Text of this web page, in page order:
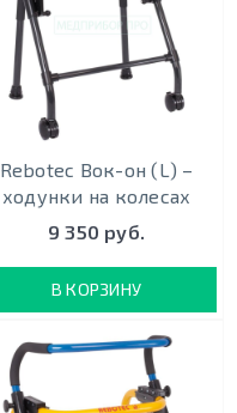
Rebotec Вок-он (L) –
ходунки на колесах
9 350 руб.
В КОРЗИНУ